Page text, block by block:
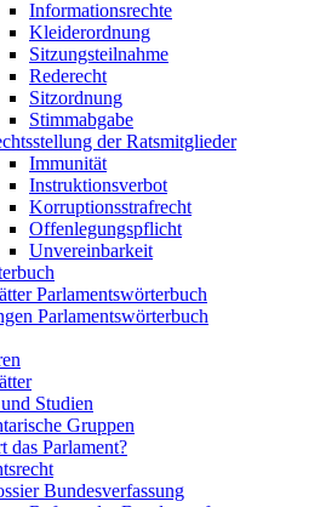
Informationsrechte
Kleiderordnung
Sitzungsteilnahme
Rederecht
Sitzordnung
Stimmabgabe
der Ratsmitglieder
Immunität
Instruktionsverbot
Korruptionsstrafrecht
Offenlegungspflicht
Unvereinbarkeit
Parlamentswörterbuch
Parlamentswörterbuch
Studien
Gruppen
das Parlament?
Bundesverfassung